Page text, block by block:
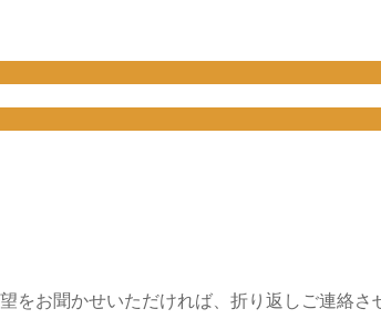
お聞かせいただければ、折り返しご連絡さ